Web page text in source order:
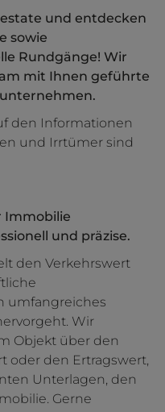
und entdecken
sowie
Rundgänge! Wir
mit Ihnen geführte
den Informationen
und Irrtümer sind
Immobilie
und präzise.
den Verkehrswert
umfangreiches
Wir
Objekt über den
oder den Ertragswert,
Unterlagen, den
Gerne